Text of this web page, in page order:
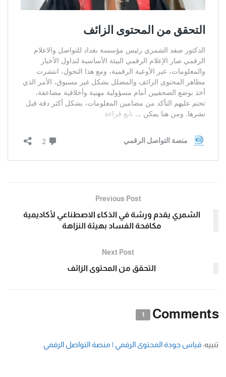
Previous Post
الشمري يقدم ورشة في الذكاء الاصطناعي لأكاديمية
مكافحة الفساد بهيئة النزاهة
Next Post
التحقق من المحتوى الزائف
Comments
1
تنبيه: قياس جودة المحتوى الرقمي | منصة التواصل الرقمي